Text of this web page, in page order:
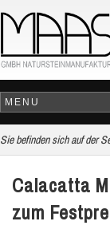
Sie befinden sich auf der
Calacatta
zum